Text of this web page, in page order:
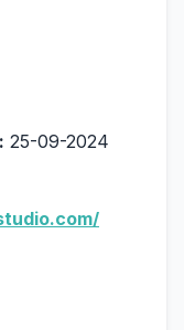
25-09-2024